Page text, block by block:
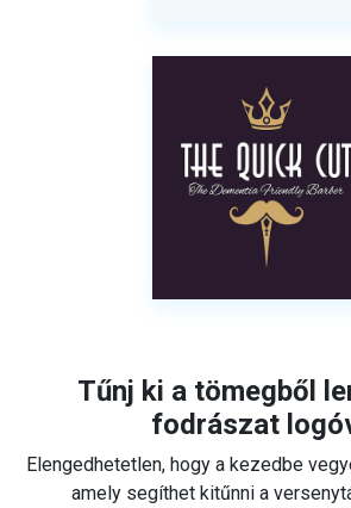
Tűnj ki a tömegből
fodrászat
Elengedhetetlen, hogy a kezedbe
amely segíthet kitűnni a